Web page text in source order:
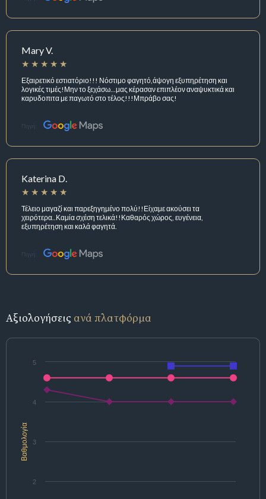
Mary V.
Εξαιρετικό εστιατόριο!!! Νόστιμο φαγητό,άψογη εξυπηρέτηση και
λογικές τιμές!Μην το ξεχάσω...μας κέρασαν επιπλέον αναψυκτικά και
καρυδοπιτα με παγωτό στο τέλος!!!Μπράβο σας!
Πηγή:
Katerina D.
Τέλειο μαγαζί και παρεξηγημένο πολύ!!Είχαμε ακούσει τα
χειρότερα..Καμία σχέση τελικά!!Καθαρός χώρος, ευγένεια,
εξυπηρέτηση και καλά φαγητά.
Πηγή:
Αξιολογήσεις ανά πλατφόρμα
Βαθμολογία
2
3
4
5